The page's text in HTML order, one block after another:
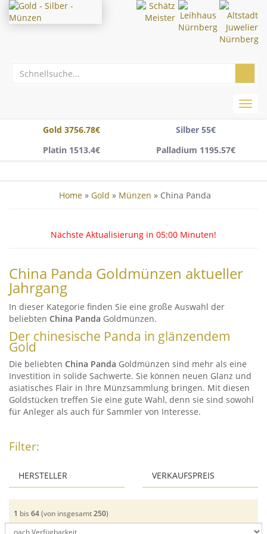
Gold 3756.78€
Silber 55€
Platin 1513.4€
Palladium 1195.57€
Home » Gold » Münzen » China Panda
Nächste Aktualisierung in 05:00 Minuten!
China Panda Goldmünzen aktueller
Jahrgang
In dieser Kategorie finden Sie eine große Auswahl der
beliebten China Panda Goldmünzen.
Der chinesische Panda in glänzendem
Gold
Die beliebten China Panda Goldmünzen sind mehr als eine
Investition in solide Sachwerte. Sie können neuen Glanz und
asiatisches Flair in Ihre Münzsammlung bringen. Mit diesen
Goldstücken treffen Sie eine gute Wahl, denn sie sind sowohl
für Anleger als auch für Sammler von Interesse.
Filter:
HERSTELLER
China Mint
The Singapore Mint
VERKAUFSPREIS
ab:
(von insgesamt )